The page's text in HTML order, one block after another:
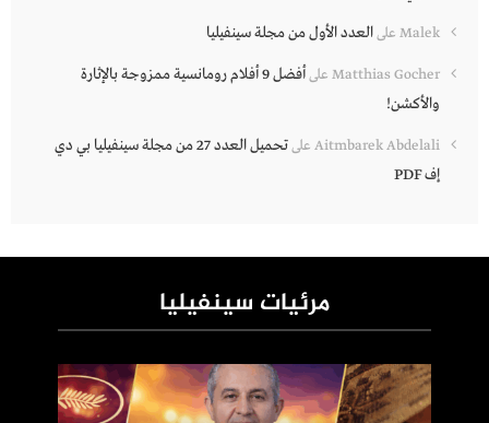
Malek علىالعدد الأول من مجلة سينفيليا
Matthias Gocher على
أفضل 9 أفلام رومانسية ممزوجة بالإثارة
والأكشن!
Aitmbarek Abdelali على
تحميل العدد 27 من مجلة سينفيليا بي دي
إف PDF
مرئيات سينفيليا